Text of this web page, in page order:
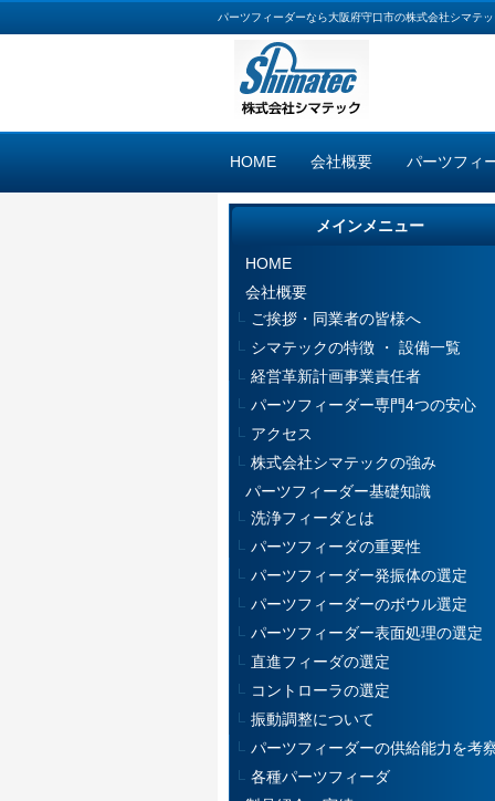
パーツフィーダーなら大阪府守口市の株式会社シマテ
HOME 会社概要 パーツフィ
メインメニュー
HOME
会社概要
ご挨拶・同業者の皆様へ
シマテックの特徴 ・ 設備一覧
経営革新計画事業責任者
パーツフィーダー専門4つの安心
アクセス
株式会社シマテックの強み
パーツフィーダー基礎知識
洗浄フィーダとは
パーツフィーダの重要性
パーツフィーダー発振体の選定
パーツフィーダーのボウル選定
パーツフィーダー表面処理の選定
直進フィーダの選定
コントローラの選定
振動調整について
パーツフィーダーの供給能力を考
各種パーツフィーダ